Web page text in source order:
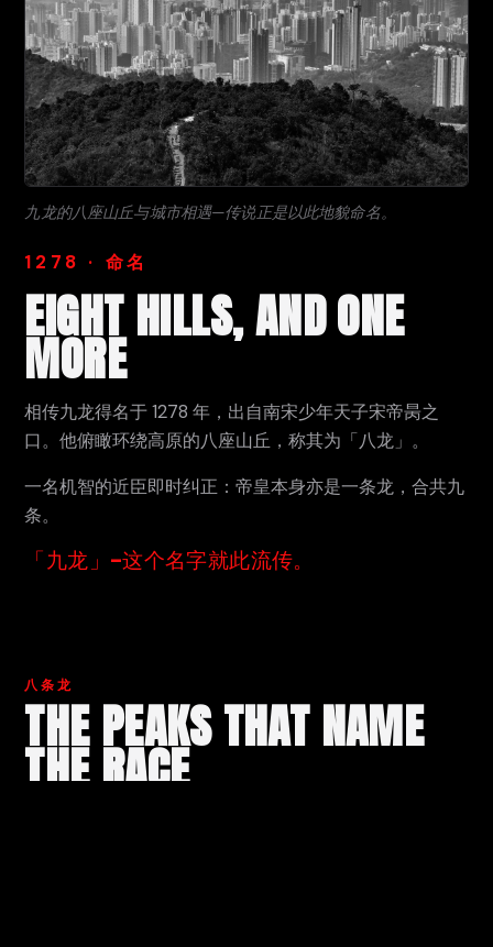
九龙的八座山丘与城市相遇—传说正是以此地貌命名。
1278 · 命名
EIGHT HILLS, AND ONE
MORE
相传九龙得名于 1278 年，出自南宋少年天子宋帝昺之
口。他俯瞰环绕高原的八座山丘，称其为「八龙」。
一名机智的近臣即时纠正：帝皇本身亦是一条龙，合共九
条。
「九龙」—这个名字就此流传。
八条龙
THE PEAKS THAT NAME
THE RACE